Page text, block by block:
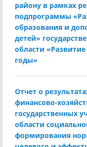
району в рамках
подпрограммы
образования и
детей»
области
годы»
Отчет о
финансово-
государственных
области
формирования